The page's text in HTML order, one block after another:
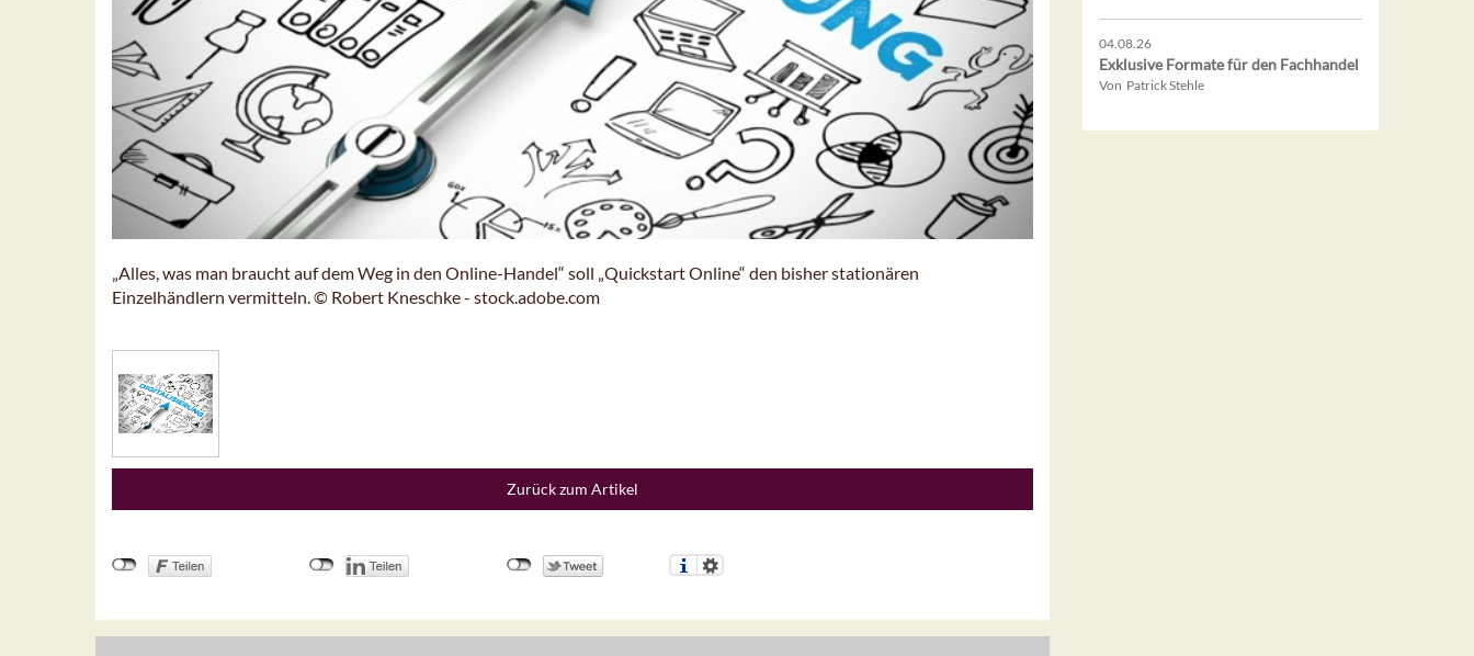
„Alles, was man braucht auf dem Weg in den Online-Handel“ soll „Quickstart Online“ den bisher stationären
Einzelhändlern vermitteln. © Robert Kneschke - stock.adobe.com
Zurück zum Artikel
04.08.26
Exklusive Formate für den Fachhandel
Von Patrick Stehle